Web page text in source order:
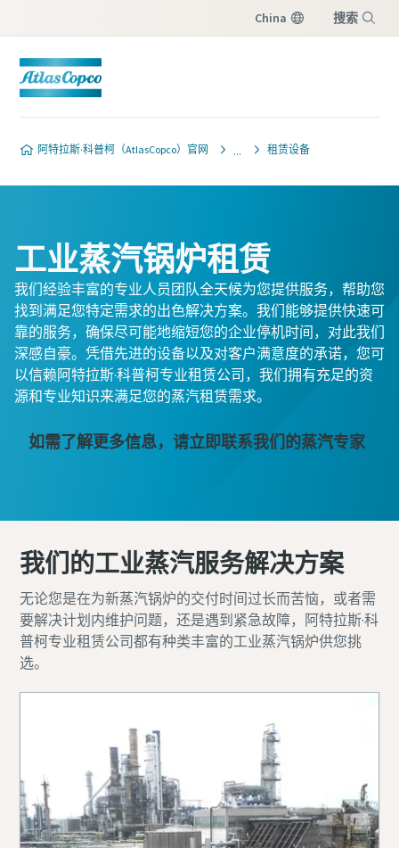
China 搜索
阿特拉斯·科普柯（AtlasCopco）官网 租赁设备
工业蒸汽锅炉租赁
我们经验丰富的专业人员团队全天候为您提供服务，帮助您
找到满足您特定需求的出色解决方案。我们能够提供快速可
靠的服务，确保尽可能地缩短您的企业停机时间，对此我们
深感自豪。凭借先进的设备以及对客户满意度的承诺，您可
以信赖阿特拉斯·科普柯专业租赁公司，我们拥有充足的资
源和专业知识来满足您的蒸汽租赁需求。
如需了解更多信息，请立即联系我们的蒸汽专家
我们的工业蒸汽服务解决方案
无论您是在为新蒸汽锅炉的交付时间过长而苦恼，或者需
要解决计划内维护问题，还是遇到紧急故障，阿特拉斯·科
普柯专业租赁公司都有种类丰富的工业蒸汽锅炉供您挑
选。